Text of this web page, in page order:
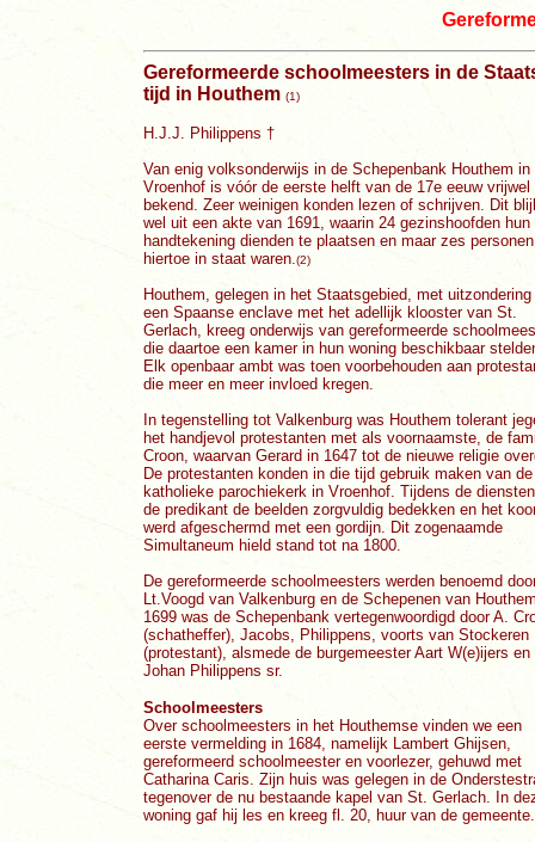
Gereformeerde schoolmeesters in de
tijd in Houthem (1)
H.J.J. Philippens †
Van enig volksonderwijs in de Schepenbank Houthem in
Vroenhof is vóór de eerste helft van de 17e eeuw vrijwel
bekend. Zeer weinigen konden lezen of schrijven. Dit
wel uit een akte van 1691, waarin 24 gezinshoofden hun
handtekening dienden te plaatsen en maar zes personen
hiertoe in staat waren.(2)
Houthem, gelegen in het Staatsgebied, met
een Spaanse enclave met het adellijk klooster van St.
Gerlach, kreeg onderwijs van gereformeerde
die daartoe een kamer in hun woning beschikbaar
Elk openbaar ambt was toen voorbehouden aan
die meer en meer invloed kregen.
In tegenstelling tot Valkenburg was Houthem tolerant
het handjevol protestanten met als voornaamste, de
Croon, waarvan Gerard in 1647 tot de nieuwe religie
De protestanten konden in die tijd gebruik maken van de
katholieke parochiekerk in Vroenhof. Tijdens de
de predikant de beelden zorgvuldig bedekken en het
werd afgeschermd met een gordijn. Dit zogenaamde
Simultaneum hield stand tot na 1800.
De gereformeerde schoolmeesters werden benoemd
Lt.Voogd van Valkenburg en de Schepenen van
1699 was de Schepenbank vertegenwoordigd door A.
(schatheffer), Jacobs, Philippens, voorts van Stockeren
(protestant), alsmede de burgemeester Aart W(e)ijers en
Johan Philippens sr.
Schoolmeesters
Over schoolmeesters in het Houthemse vinden we een
eerste vermelding in 1684, namelijk Lambert Ghijsen,
gereformeerd schoolmeester en voorlezer, gehuwd met
Catharina Caris. Zijn huis was gelegen in de
tegenover de nu bestaande kapel van St. Gerlach. In
woning gaf hij les en kreeg fl. 20, huur van de gemeente.